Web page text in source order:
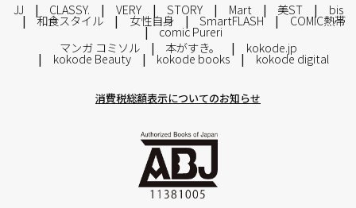
JJ CLASSY. VERY STORY Mart 美ST bis
和食スタイル 女性自身 SmartFLASH COMIC熱帯
comic Pureri
マンガ コミソル
本がすき。 kokode.jp
kokode Beauty kokode books kokode digital
消費税総額表示についてのお知らせ